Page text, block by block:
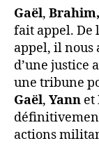
Gaël,
fait appel. De
appel, il nous
d’une justice
une tribune
Gaël, Yann et
actions